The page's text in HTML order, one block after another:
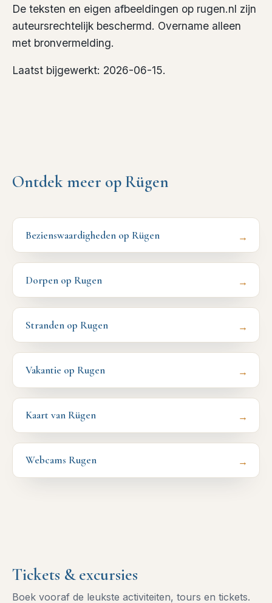
De teksten en eigen afbeeldingen op rugen.nl zijn
auteursrechtelijk beschermd. Overname alleen
met bronvermelding.
Laatst bijgewerkt: 2026-06-15.
Ontdek meer op Rügen
Bezienswaardigheden op Rügen →
Dorpen op Rugen →
Stranden op Rugen →
Vakantie op Rugen →
Kaart van Rügen →
Webcams Rugen →
Tickets & excursies
Boek vooraf de leukste activiteiten, tours en tickets.